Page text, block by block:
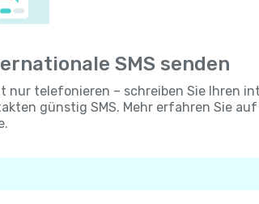
SMS senden
nur telefonieren – schreiben Sie Ihren
günstig SMS. Mehr erfahren Sie